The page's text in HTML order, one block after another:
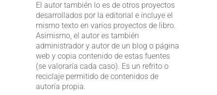
El autor también lo es de otros proyectos
desarrollados por la editorial e incluye el
mismo texto en varios proyectos de libro.
Asimismo, el autor es también
administrador y autor de un blog o página
web y copia contenido de estas fuentes
(se valoraría cada caso). Es un refrito o
reciclaje permitido de contenidos de
autoría propia.